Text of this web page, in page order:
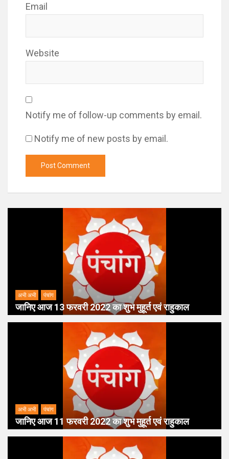
Email
Website
Notify me of follow-up comments by email.
Notify me of new posts by email.
अभी अभी पंचांग
जानिए आज 13 फरवरी 2022 का शुभ मुहूर्त एवं राहुकाल
अभी अभी पंचांग
जानिए आज 11 फरवरी 2022 का शुभ मुहूर्त एवं राहुकाल